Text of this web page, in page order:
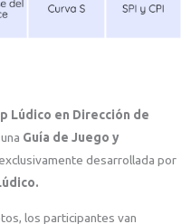
Lúdico en Dirección de
Guía de Juego y
desarrollada por
.
los participantes van